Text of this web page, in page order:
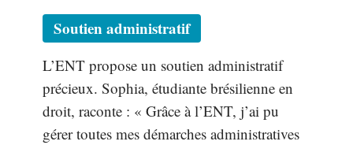
Soutien administratif
L’ENT propose un soutien administratif
précieux. Sophia, étudiante brésilienne en
droit, raconte : « Grâce à l’ENT, j’ai pu
gérer toutes mes démarches administratives